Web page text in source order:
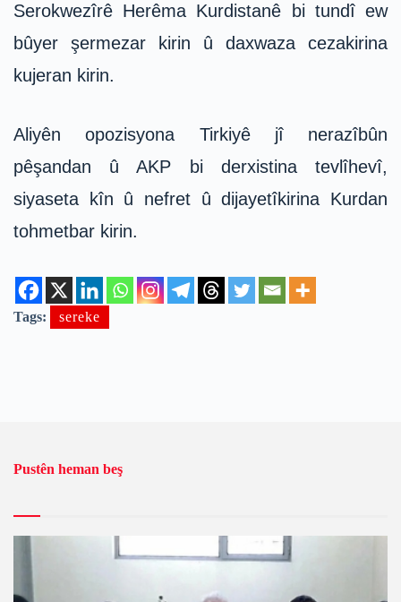
Serokwezîrê Herêma Kurdistanê bi tundî ew
bûyer şermezar kirin û daxwaza cezakirina
kujeran kirin.
Aliyên opozisyona Tirkiyê jî nerazîbûn
pêşandan û AKP bi derxistina tevlîhevî,
siyaseta kîn û nefret û dijayetîkirina Kurdan
tohmetbar kirin.
Tags: sereke
Pustên heman beş